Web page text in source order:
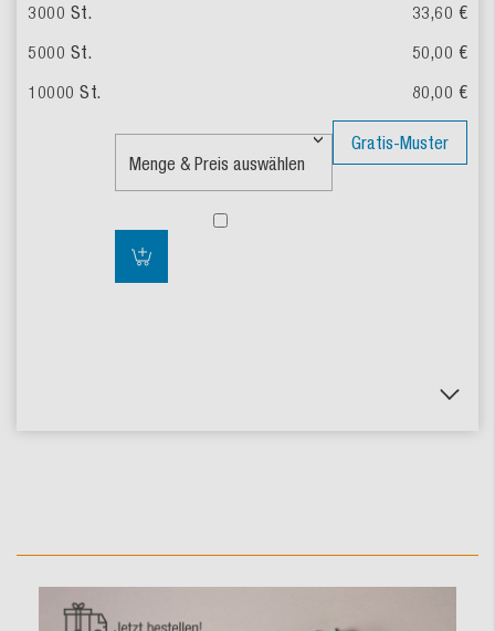
33,60 €
50,00 €
80,00 €
Gratis-Muster